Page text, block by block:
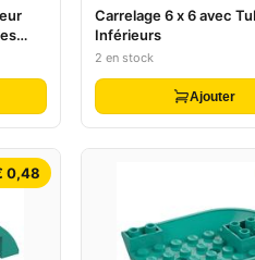
Carrelage 6 x 6 avec
Inférieurs
2 en stock
Ajouter
0,48